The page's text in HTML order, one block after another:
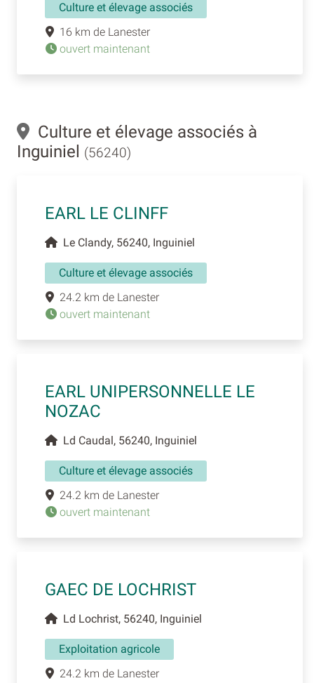
Culture et élevage associés
16 km de Lanester
ouvert maintenant
Culture et élevage associés à
Inguiniel
(56240)
EARL LE CLINFF
Le Clandy, 56240, Inguiniel
Culture et élevage associés
24.2 km de Lanester
ouvert maintenant
EARL UNIPERSONNELLE LE
NOZAC
Ld Caudal, 56240, Inguiniel
Culture et élevage associés
24.2 km de Lanester
ouvert maintenant
GAEC DE LOCHRIST
Ld Lochrist, 56240, Inguiniel
Exploitation agricole
24.2 km de Lanester